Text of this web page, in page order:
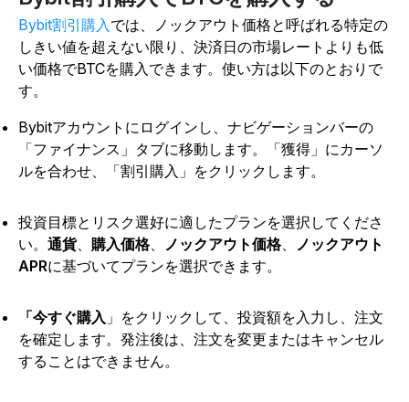
Bybit割引購入では、ノックアウト価格と呼ばれる特定の
しきい値を超えない限り、決済日の市場レートよりも低
い価格でBTCを購入できます。使い方は以下のとおりで
す。
Bybitアカウントにログインし、ナビゲーションバーの
「ファイナンス」タブに移動します。「獲得」にカーソ
ルを合わせ、 「割引購入」をクリックします。
投資目標とリスク選好に適したプランを選択してくださ
い。 通貨、 購入価格、 ノックアウト価格、 ノックアウト
APRに基づいてプランを選択できます。
「今すぐ購入 」をクリックして、投資額を入力し、注文
を確定します。発注後は、注文を変更またはキャンセル
することはできません。